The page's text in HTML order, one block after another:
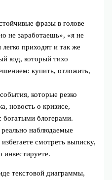
фразы в голове
не заработаешь», «я не
легко приходят и так же
код, который тихо
купить, отложить,
которые резко
новость о кризисе,
богатыми блогерами.
наблюдаемые
смотреть выписку,
инвестируете.
текстовой диаграммы,